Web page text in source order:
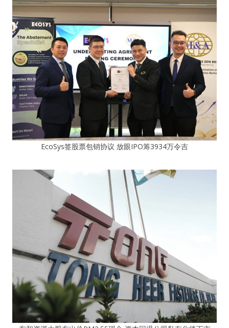
EcoSys签股票包销协议 放眼IPO筹3934万令吉